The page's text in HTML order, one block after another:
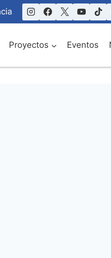
Proyectos Eventos